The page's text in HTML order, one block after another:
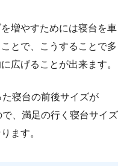
増やすためには寝台を車
とで、こうすることで多
広げることが出来ます。
寝台の前後サイズが
、満足の行く寝台サイズ
ます。